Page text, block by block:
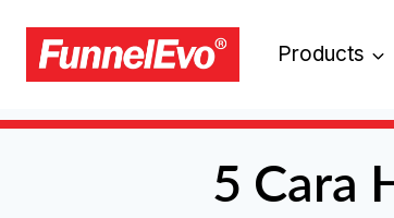
Products
5 Cara